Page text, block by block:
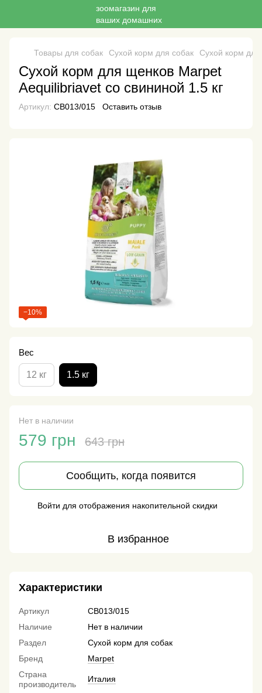
Товары для собак Сухой корм для собак Сухой корм
Сухой корм для щенков Marpet
Aequilibriavet со свининой 1.5 кг
Артикул: CB013/015 Оставить отзыв
−10%
Вес
12 кг 1.5 кг
Нет в наличии
579 грн 643 грн
Сообщить, когда появится
Войти для отображения накопительной скидки
В избранное
Характеристики
Артикул
CB013/015
Наличие
Нет в наличии
Раздел
Сухой корм для собак
Бренд
Marpet
Страна
производитель
Италия